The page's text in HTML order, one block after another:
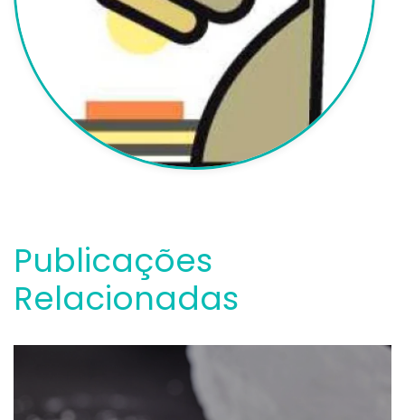
Publicações
Relacionadas